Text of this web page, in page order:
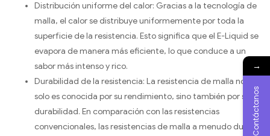
Distribución uniforme del calor: Gracias a la tecnología de
malla, el calor se distribuye uniformemente por toda la
superficie de la resistencia. Esto significa que el E-Liquid se
evapora de manera más eficiente, lo que conduce a un
sabor más intenso y rico.
Durabilidad de la resistencia: La resistencia de malla no
solo es conocida por su rendimiento, sino también por su
durabilidad. En comparación con las resistencias
convencionales, las resistencias de malla a menudo duran
→
Contáctanos